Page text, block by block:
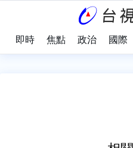
即時 焦點 政治 國際